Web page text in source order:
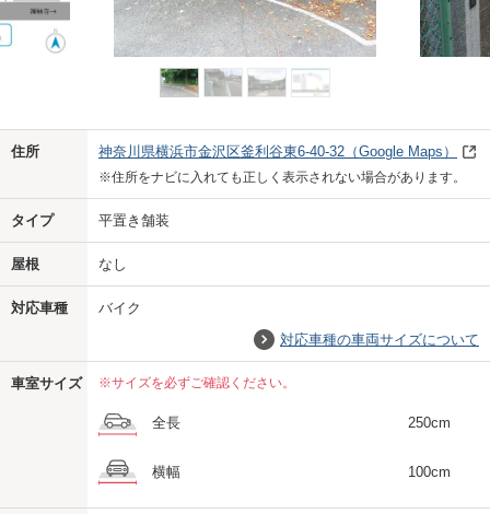
Previo
住所 神奈川県横浜市金沢区釜利谷東6-40-32 （Google Maps）
※住所をナビに入れても正しく表示されない場合があります。
タイプ 平置き舗装
屋根 なし
対応車種
バイク
対応車種の車両サイズについて
車室サイズ ※サイズを必ずご確認ください。
全長 250cm
横幅 100cm